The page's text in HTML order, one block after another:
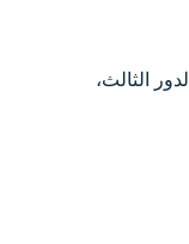
الدور الثالث،